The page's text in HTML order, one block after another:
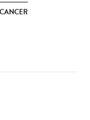
CANCER